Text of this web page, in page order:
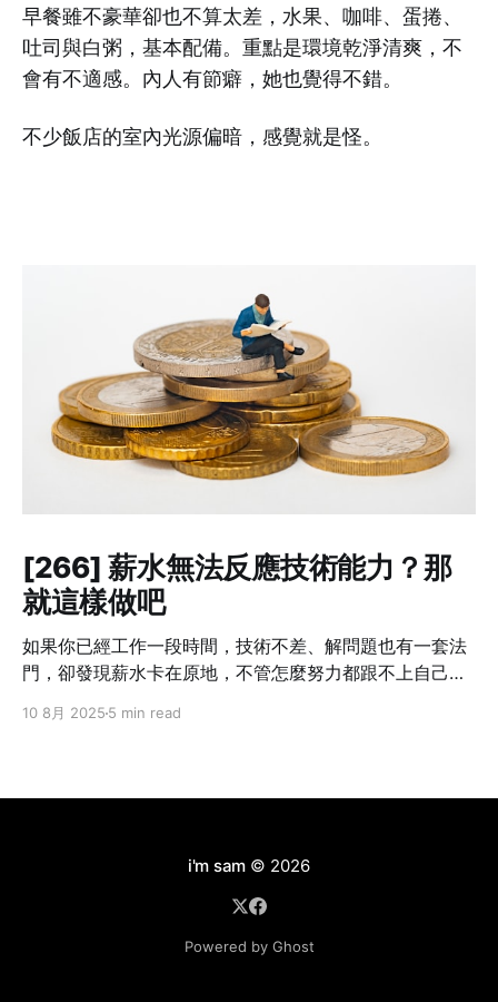
早餐雖不豪華卻也不算太差，水果、咖啡、蛋捲、
吐司與白粥，基本配備。重點是環境乾淨清爽，不
會有不適感。內人有節癖，她也覺得不錯。
不少飯店的室內光源偏暗，感覺就是怪。
[266] 薪水無法反應技術能力？那
就這樣做吧
如果你已經工作一段時間，技術不差、解問題也有一套法
門，卻發現薪水卡在原地，不管怎麼努力都跟不上自己的
想過：「我現在的貢獻，真的只有這個數字嗎？」但光靠
在的角色，有可見的成果嗎？ 能不能列出三件「有你做比
較順、沒你就出事」的工作內容？比如說：系統穩定性明
10 8月 2025 5 min read
i'm sam © 2026
Powered by Ghost